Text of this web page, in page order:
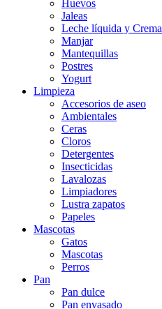
Huevos
Jaleas
Leche líquida y Crema
Manjar
Mantequillas
Postres
Yogurt
Limpieza
Accesorios de aseo
Ambientales
Ceras
Cloros
Detergentes
Insecticidas
Lavalozas
Limpiadores
Lustra zapatos
Papeles
Mascotas
Gatos
Mascotas
Perros
Pan
Pan dulce
Pan envasado